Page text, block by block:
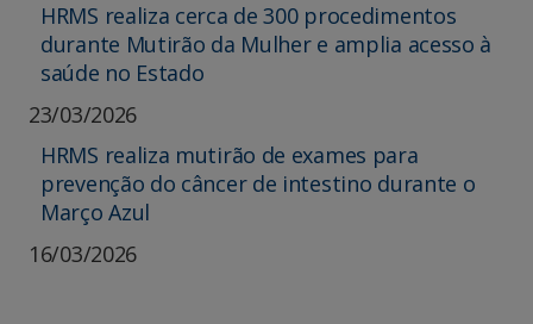
HRMS realiza cerca de 300 procedimentos
durante Mutirão da Mulher e amplia acesso à
saúde no Estado
23/03/2026
HRMS realiza mutirão de exames para
prevenção do câncer de intestino durante o
Março Azul
16/03/2026